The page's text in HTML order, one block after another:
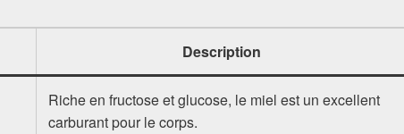
Description
Riche en fructose et glucose, le miel est un excellent
carburant pour le corps.